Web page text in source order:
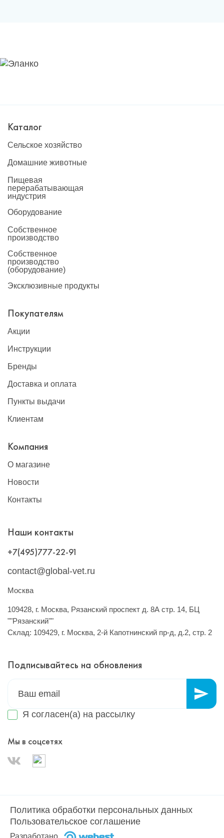
Каталог
Сельское хозяйство
Домашние животные
Пищевая
перерабатывающая
индустрия
Оборудование
Собственное
производство
Собственное
производство
(оборудование)
Эксклюзивные продукты
Покупателям
Акции
Инструкции
Бренды
Доставка и оплата
Пункты выдачи
Клиентам
Компания
О магазине
Новости
Контакты
Наши контакты
+7(495)777-22-91
contact@global-vet.ru
Москва
109428, г. Москва, Рязанский проспект д. 8А стр. 14, БЦ
""Рязанский""
Склад: 109429, г. Москва, 2-й Капотнинский пр-д, д.2, стр. 2
Подписывайтесь на обновления
Я согласен(а) на рассылку
Мы в соцсетях
Политика обработки персональных данных
Пользовательское соглашение
Разработано